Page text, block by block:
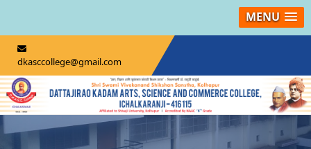
MENU
dkasccollege@gmail.com